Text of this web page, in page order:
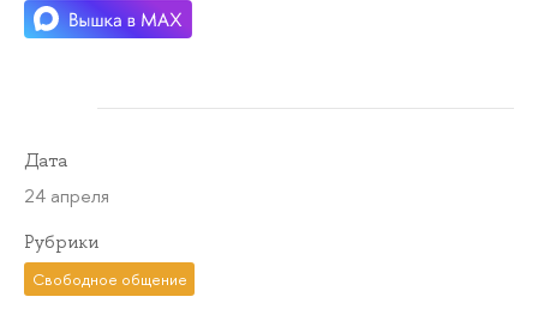
Дата
24 апреля
Рубрики
Свободное общение